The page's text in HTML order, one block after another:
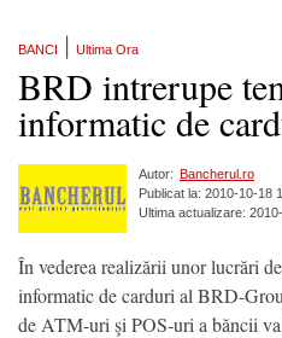
BANCI Ultima Ora
BRD intrerupe
informatic de
Autor: Bancherul.ro
Publicat la: 2010-10-18
Ultima actualizare:
În vederea realizării unor lucrări
informatic de carduri al BRD-
de ATM-uri şi POS-uri a băncii